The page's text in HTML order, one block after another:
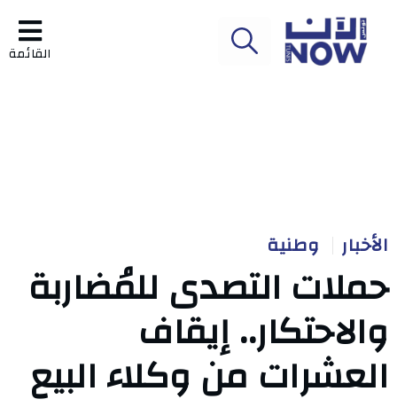
القائمة
الأخبار وطنية
حملات التصدى للمُضاربة
والاحتكار.. إيقاف
العشرات من وكلاء البيع